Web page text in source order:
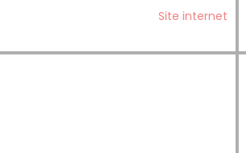
Site internet